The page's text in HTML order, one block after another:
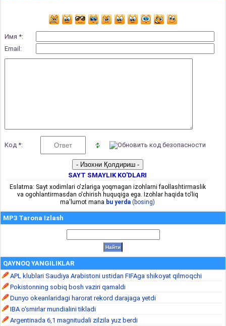
Имя *:
Email:
Код *:
SAYT SMAYLIK KO'DLARI
Eslatma: Sayt xodimlari o'zlariga yoqmagan izohlarni faollashtirmaslik
va ogohlantirmasdan o'chirish huquqiga ega. Izohlar haqida to'liq
ma'lumot mana bu yerda (bosing)
MP3 Tarona Izlash
QAYNOQ YANGILIKLAR
APL klublari Saudiya Arabistoni ustidan FIFAga shikoyat qilmoqchi
Pokistonning sobiq bosh vaziri qamaldi
Dunyo okeanlaridagi harorat rekord darajaga yetdi
IBA o‘smirlar mundialini tikladi
Argentinada 6,1 magnitudali zilzila yuz berdi